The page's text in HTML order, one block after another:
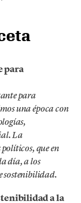
para
para
una época con
La
que en
día, a los
sostenibilidad.
a la